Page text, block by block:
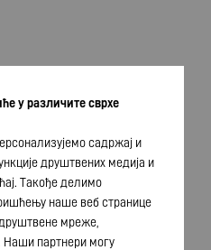
у различите сврхе
садржај и
друштвених медија и
Такође делимо
наше веб странице
мреже,
партнери могу